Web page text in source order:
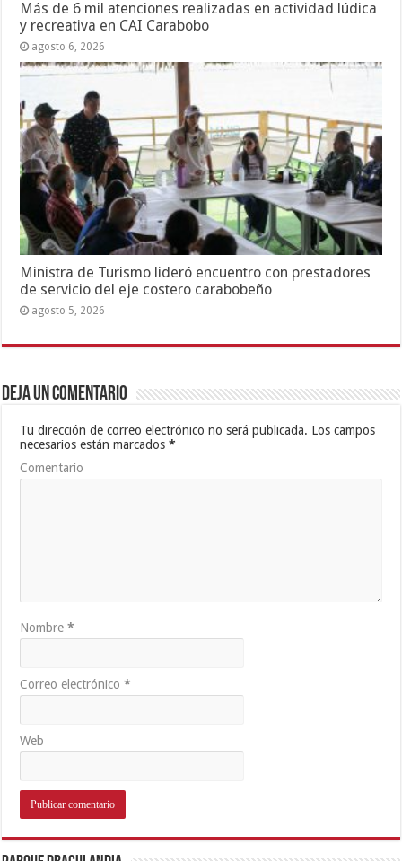
Más de 6 mil atenciones realizadas en actividad lúdica
y recreativa en CAI Carabobo
agosto 6, 2026
Ministra de Turismo lideró encuentro con prestadores
de servicio del eje costero carabobeño
agosto 5, 2026
Deja un comentario
Tu dirección de correo electrónico no será publicada. Los campos
necesarios están marcados*
Comentario
Nombre*
Correo electrónico*
Web